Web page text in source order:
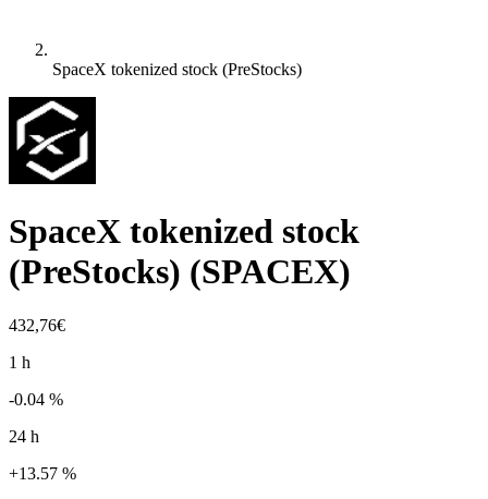
SpaceX tokenized stock (PreStocks)
SpaceX tokenized stock
(PreStocks) (SPACEX)
432,76€
1 h
-0.04 %
24 h
+13.57 %